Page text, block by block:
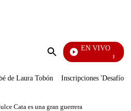
Enviar
EN VIVO
Rafael
de Laura Tobón Inscripciones 'Desafío'
Cata es una gran guerrera